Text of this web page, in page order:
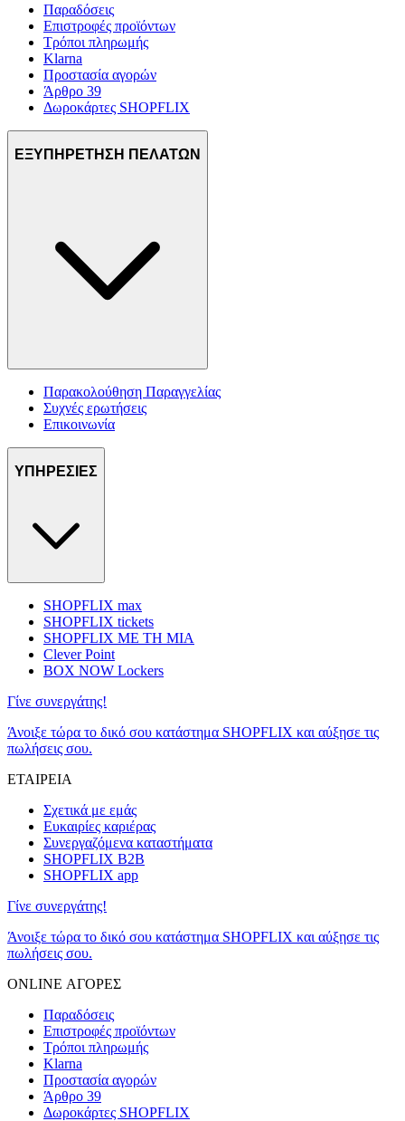
Παραδόσεις
Επιστροφές προϊόντων
Τρόποι πληρωμής
Klarna
Προστασία αγορών
Άρθρο 39
Δωροκάρτες SHOPFLIX
ΕΞΥΠΗΡΕΤΗΣΗ ΠΕΛΑΤΩΝ
Παρακολούθηση Παραγγελίας
Συχνές ερωτήσεις
Επικοινωνία
ΥΠΗΡΕΣΙΕΣ
SHOPFLIX max
SHOPFLIX tickets
SHOPFLIX ΜΕ ΤΗ ΜΙΑ
Clever Point
BOX NOW Lockers
Γίνε συνεργάτης!
Άνοιξε τώρα το δικό σου κατάστημα SHOPFLIX και αύξησε τις
πωλήσεις σου.
ΕΤΑΙΡΕΙΑ
Σχετικά με εμάς
Ευκαιρίες καριέρας
Συνεργαζόμενα καταστήματα
SHOPFLIX B2B
SHOPFLIX app
Γίνε συνεργάτης!
Άνοιξε τώρα το δικό σου κατάστημα SHOPFLIX και αύξησε τις
πωλήσεις σου.
ONLINE ΑΓΟΡΕΣ
Παραδόσεις
Επιστροφές προϊόντων
Τρόποι πληρωμής
Klarna
Προστασία αγορών
Άρθρο 39
Δωροκάρτες SHOPFLIX